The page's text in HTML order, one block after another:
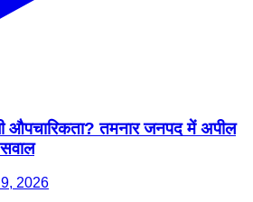
औपचारिकता? तमनार जनपद में अपील
2026